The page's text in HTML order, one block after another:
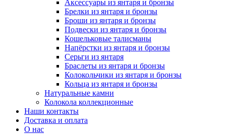
Аксессуары из янтаря и бронзы
Брелки из янтаря и бронзы
Броши из янтаря и бронзы
Подвески из янтаря и бронзы
Кошельковые талисманы
Напёрстки из янтаря и бронзы
Серьги из янтаря
Браслеты из янтаря и бронзы
Колокольчики из янтаря и бронзы
Кольца из янтаря и бронзы
Натуральные камни
Колокола коллекционные
Наши контакты
Доставка и оплата
О нас